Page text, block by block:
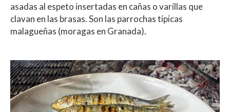
asadas al espeto insertadas en cañas o varillas que
clavan en las brasas. Son las parrochas típicas
malagueñas (moragas en Granada).